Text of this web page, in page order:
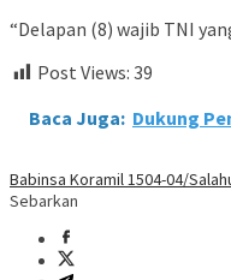
“Delapan (8) wajib TNI
Post Views: 39
Baca Juga: Dukung
Babinsa Koramil 1504-04/
Sebarkan